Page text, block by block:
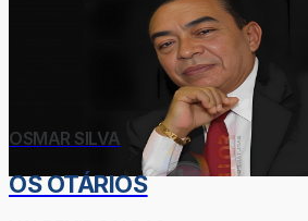
OSMAR SILVA
OS OTÁRIOS